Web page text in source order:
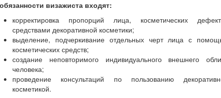
визажиста входят:
корректировка пропорций лица, косметических
средствами декоративной косметики;
выделение, подчеркивание отдельных черт лица с
косметических средств;
создание неповторимого индивидуального внешнего
человека;
проведение консультаций по пользованию
косметикой.